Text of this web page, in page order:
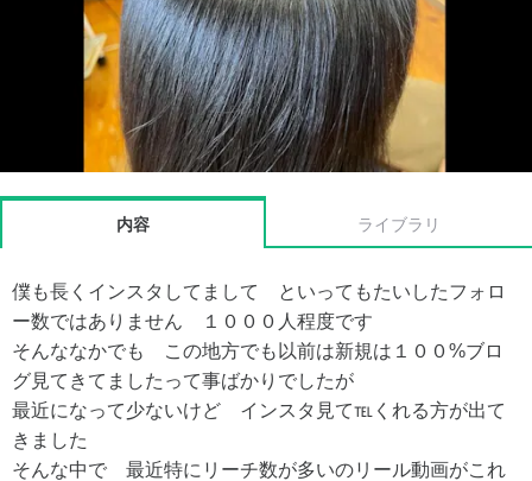
内容 ライブラリ
僕も長くインスタしてまして といってもたいしたフォロ
ー数ではありません １０００人程度です
そんななかでも この地方でも以前は新規は１００%ブロ
グ見てきてましたって事ばかりでしたが
最近になって少ないけど インスタ見て℡くれる方が出て
きました
そんな中で 最近特にリーチ数が多いのリール動画がこれ